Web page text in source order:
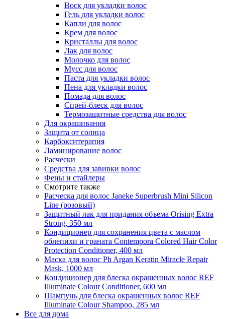
Воск для укладки волос
Гель для укладки волос
Капли для волос
Крем для волос
Кристаллы для волос
Лак для волос
Молочко для волос
Мусс для волос
Паста для укладки волос
Пена для укладки волос
Помада для волос
Спрей-блеск для волос
Термозащитные средства для волос
Для окрашивания
Защита от солнца
Карбокситерапия
Ламинирование волос
Расчески
Средства для завивки волос
Фены и стайлеры
Смотрите также
Расческа для волос Janeke Superbrush Mini Silicon
Line (розовый)
Защитный лак для придания объема Orising Extra
Strong, 350 мл
Кондиционер для сохранения цвета с маслом
облепихи и граната Contempora Colored Hair Color
Protection Conditioner, 400 мл
Маска для волос Ph Argan Keratin Miracle Repair
Mask, 1000 мл
Кондиционер для блеска окрашенных волос REF
Illuminate Colour Conditioner, 600 мл
Шампунь для блеска окрашенных волос REF
Illuminate Colour Shampoo, 285 мл
Все для дома